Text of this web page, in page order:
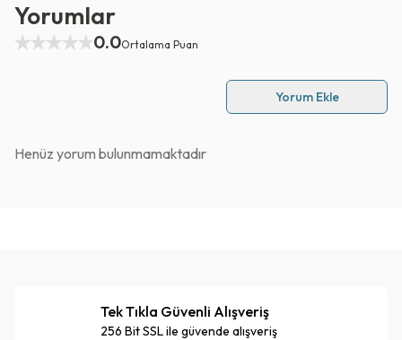
Yorumlar
0.0Ortalama Puan
Yorum Ekle
Henüz yorum bulunmamaktadır
Tek Tıkla Güvenli Alışveriş
256 Bit SSL ile güvende alışveriş